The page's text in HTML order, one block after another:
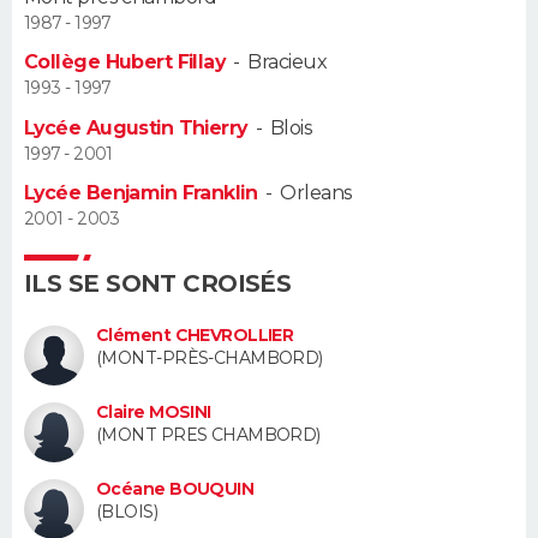
VOYAGE
BONS PLANS
CARTE DE VOEUX
Carte de Noël
Carte Bonne année
Carte Saint-Valentin
Carte Pâques
Carte d'anniversaire
DICTIONNAIRE
Dictionnaire
Biographies
Citations
Expressions
Proverbes
PROGRAMME TV
COPAINS D'AVANT
S'inscrire
Se connecter
Lycées
Collèges
Primaires
Universités
Entreprises
Service militaire
Avis de recherche
AVIS DE DÉCÈS
1987 - 1997
Collège Hubert Fillay- Bracieux
1993 - 1997
Lycée Augustin Thierry- Blois
1997 - 2001
Lycée Benjamin Franklin -Orleans
2001 - 2003
ILS SE SONT CROISÉS
Clément CHEVROLLIER
(MONT-PRÈS-CHAMBORD)
Claire MOSINI
(MONT PRES CHAMBORD)
Océane BOUQUIN
(BLOIS)